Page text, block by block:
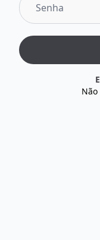
Senha